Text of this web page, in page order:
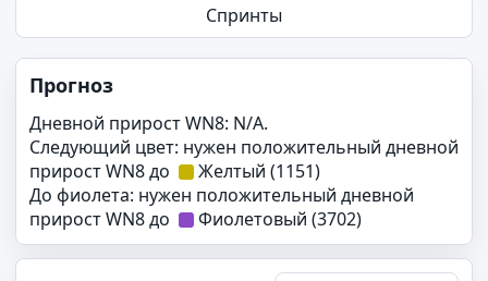
Спринты
Прогноз
Дневной прирост WN8: N/A.
Следующий цвет: нужен положительный дневной
прирост WN8 до
Желтый (1151)
До фиолета: нужен положительный дневной
прирост WN8 до
Фиолетовый (3702)